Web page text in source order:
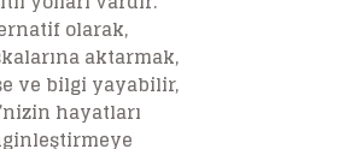
olarak,
aktarmak,
ve bilgi yayabilir,
hayatları